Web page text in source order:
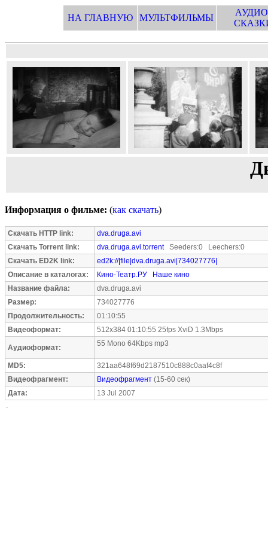
НА ГЛАВНУЮ МУЛЬТФИЛЬМЫ
Информация о фильме: (как скачать)
Скачать HTTP link:
dva.druga.avi
Скачать Torrent link:
dva.druga.avi.torrentSeeders:0 Leechers:0
Скачать ED2K link:
ed2k://|file|dva.druga.avi|734027776|
Описание в каталогах:
Кино-Театр.РУ
Наше кино
Название файла:
dva.druga.avi
Размер:
734027776
Продолжительность:
01:10:55
Видеоформат:
512x384 01:10:55 25fps XviD 1.3Mbps
Аудиоформат: 55 Mono 64Kbps mp3
MD5:
321aa648f69d2187510c888c0aaf4c8f
Видеофрагмент:
Видеофрагмент (15-60 сек)
Дата:
13 Jul 2007